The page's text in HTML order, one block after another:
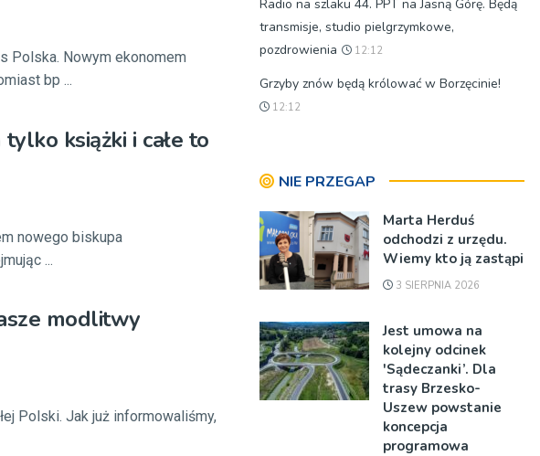
Polska. Nowym ekonomem
bp ...
książki i całe to
nowego biskupa
...
modlitwy
Polski. Jak już informowaliśmy,
Radio na szlaku 44. PPT na Jasną Górę. Będą
transmisje, studio pielgrzymkowe,
pozdrowienia
12:12
Grzyby znów będą królować w Borzęcinie!
12:12
NIE PRZEGAP
Marta Herduś
odchodzi z urzędu.
Wiemy kto ją zastąpi
3 SIERPNIA 2026
Jest umowa na
kolejny odcinek
'Sądeczanki’. Dla
trasy Brzesko-
Uszew powstanie
koncepcja
programowa